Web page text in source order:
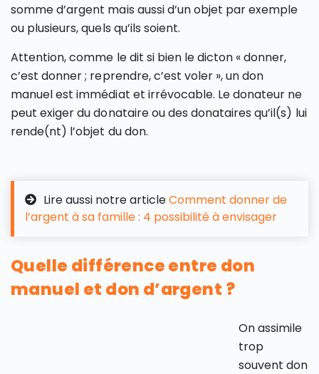
somme d’argent mais aussi d’un objet par exemple
ou plusieurs, quels qu’ils soient.
Attention, comme le dit si bien le dicton « donner,
c’est donner ; reprendre, c’est voler », un don
manuel est immédiat et irrévocable. Le donateur ne
peut exiger du donataire ou des donataires qu’il(s) lui
rende(nt) l’objet du don.
Lire aussi notre articleComment donner de
l’argent à sa famille : 4 possibilité à envisager
Quelle différence entre don
manuel et don d’argent ?
On assimile
trop
souvent don